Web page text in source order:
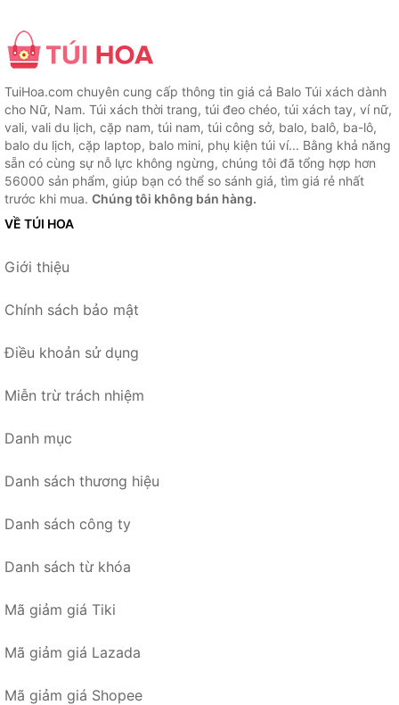
TuiHoa.com chuyên cung cấp thông tin giá cả Balo Túi xách dành
cho Nữ, Nam. Túi xách thời trang, túi đeo chéo, túi xách tay, ví nữ,
vali, vali du lịch, cặp nam, túi nam, túi công sở, balo, balô, ba-lô,
balo du lịch, cặp laptop, balo mini, phụ kiện túi ví... Bằng khả năng
sẵn có cùng sự nỗ lực không ngừng, chúng tôi đã tổng hợp hơn
56000 sản phẩm, giúp bạn có thể so sánh giá, tìm giá rẻ nhất
trước khi mua. Chúng tôi không bán hàng.
VỀ TÚI HOA
Giới thiệu
Chính sách bảo mật
Điều khoản sử dụng
Miễn trừ trách nhiệm
Danh mục
Danh sách thương hiệu
Danh sách công ty
Danh sách từ khóa
Mã giảm giá Tiki
Mã giảm giá Lazada
Mã giảm giá Shopee